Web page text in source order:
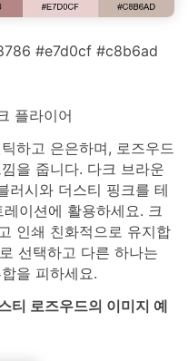
#e7d0cf #c8b6ad
플라이어
하고 은은하며, 로즈우드
을 줍니다. 다크 브라운
러시와 더스티 핑크를 테
이션에 활용하세요. 크
인쇄 친화적으로 유지합
선택하고 다른 하나는
을 피하세요.
티 로즈우드의 이미지 예